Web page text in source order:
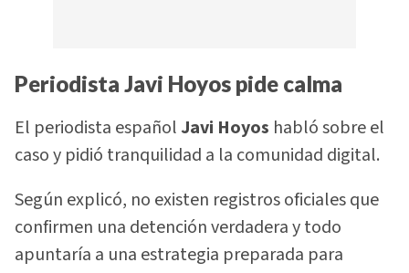
Periodista Javi Hoyos pide calma
El periodista españolJavi Hoyos habló sobre el
caso y pidió tranquilidad a la comunidad digital.
Según explicó, no existen registros oficiales que
confirmen una detención verdadera y todo
apuntaría a una estrategia preparada para